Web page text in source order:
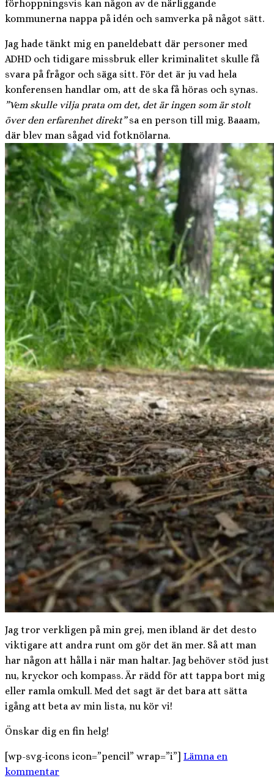
förhoppningsvis kan någon av de närliggande
kommunerna nappa på idén och samverka på något sätt.
Jag hade tänkt mig en paneldebatt där personer med
ADHD och tidigare missbruk eller kriminalitet skulle få
svara på frågor och säga sitt. För det är ju vad hela
konferensen handlar om, att de ska få höras och synas.
”Vem skulle vilja prata om det, det är ingen som är stolt
över den erfarenhet direkt”sa en person till mig. Baaam,
där blev man sågad vid fotknölarna.
Jag tror verkligen på min grej, men ibland är det desto
viktigare att andra runt om gör det än mer. Så att man
har någon att hålla i när man haltar. Jag behöver stöd just
nu, kryckor och kompass. Är rädd för att tappa bort mig
eller ramla omkull. Med det sagt är det bara att sätta
igång att beta av min lista, nu kör vi!
Önskar dig en fin helg!
[wp-svg-icons icon=”pencil” wrap=”i”] Lämna en
kommentar